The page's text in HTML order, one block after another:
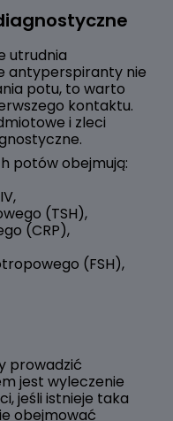
utrudnia
antyperspiranty nie
potu, to warto
kontaktu.
i zleci
potów obejmują:
(TSH),
(CRP),
(FSH),
prowadzić
jest wyleczenie
jeśli istnieje taka
obejmować